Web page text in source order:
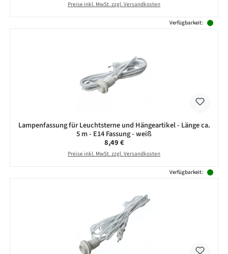
Preise inkl. MwSt. zzgl. Versandkosten
Verfügbarkeit:
Lampenfassung für Leuchtsterne und Hängeartikel - Länge ca.
5 m - E14 Fassung - weiß
Regulärer Preis:
8,49 €
Preise inkl. MwSt. zzgl. Versandkosten
Verfügbarkeit: